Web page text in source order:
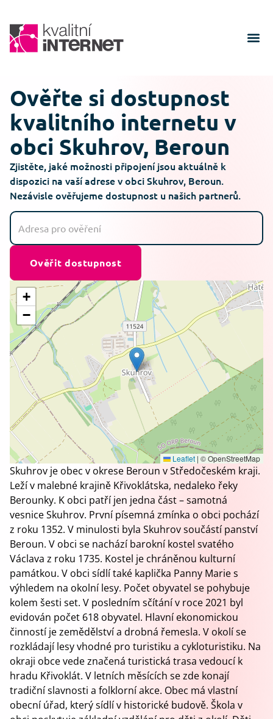
Ověřte si dostupnost
kvalitního internetu v
obci Skuhrov, Beroun
Zjistěte, jaké možnosti připojení jsou aktuálně k
dispozici na vaší adrese v obci Skuhrov, Beroun.
Nezávisle ověřujeme dostupnost u našich partnerů.
Ověřit dostupnost
+
−
Leaflet | © OpenStreetMap
Skuhrov je obec v okrese Beroun v Středočeském kraji.
Leží v malebné krajině Křivoklátska, nedaleko řeky
Berounky. K obci patří jen jedna část – samotná
vesnice Skuhrov. První písemná zmínka o obci pochází
z roku 1352. V minulosti byla Skuhrov součástí panství
Beroun. V obci se nachází barokní kostel svatého
Václava z roku 1735. Kostel je chráněnou kulturní
památkou. V obci sídlí také kaplička Panny Marie s
výhledem na okolní lesy. Počet obyvatel se pohybuje
kolem šesti set. V posledním sčítání v roce 2021 byl
evidován počet 618 obyvatel. Hlavní ekonomickou
činností je zemědělství a drobná řemesla. V okolí se
rozkládají lesy vhodné pro turistiku a cykloturistiku. Na
okraji obce vede značená turistická trasa vedoucí k
hradu Křivoklát. V letních měsících se zde konají
tradiční slavnosti a folklorní akce. Obec má vlastní
obecní úřad, který sídlí v historické budově. Škola v